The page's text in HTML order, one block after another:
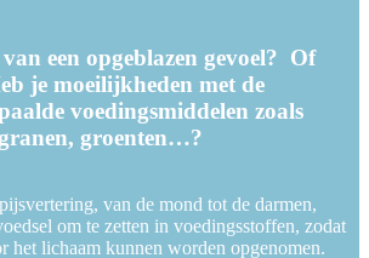
een opgeblazen gevoel? Of
je moeilijkheden met de
voedingsmiddelen zoals
groenten…?
van de mond tot de darmen,
om te zetten in voedingsstoffen, zodat
het lichaam kunnen worden opgenomen.